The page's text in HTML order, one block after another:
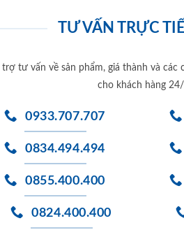
TƯ VẤN TRỰC
trợ tư vấn về sản phẩm, giá thành và các
cho khách hàng
0933.707.707
0834.494.494
0855.400.400
0824.400.400